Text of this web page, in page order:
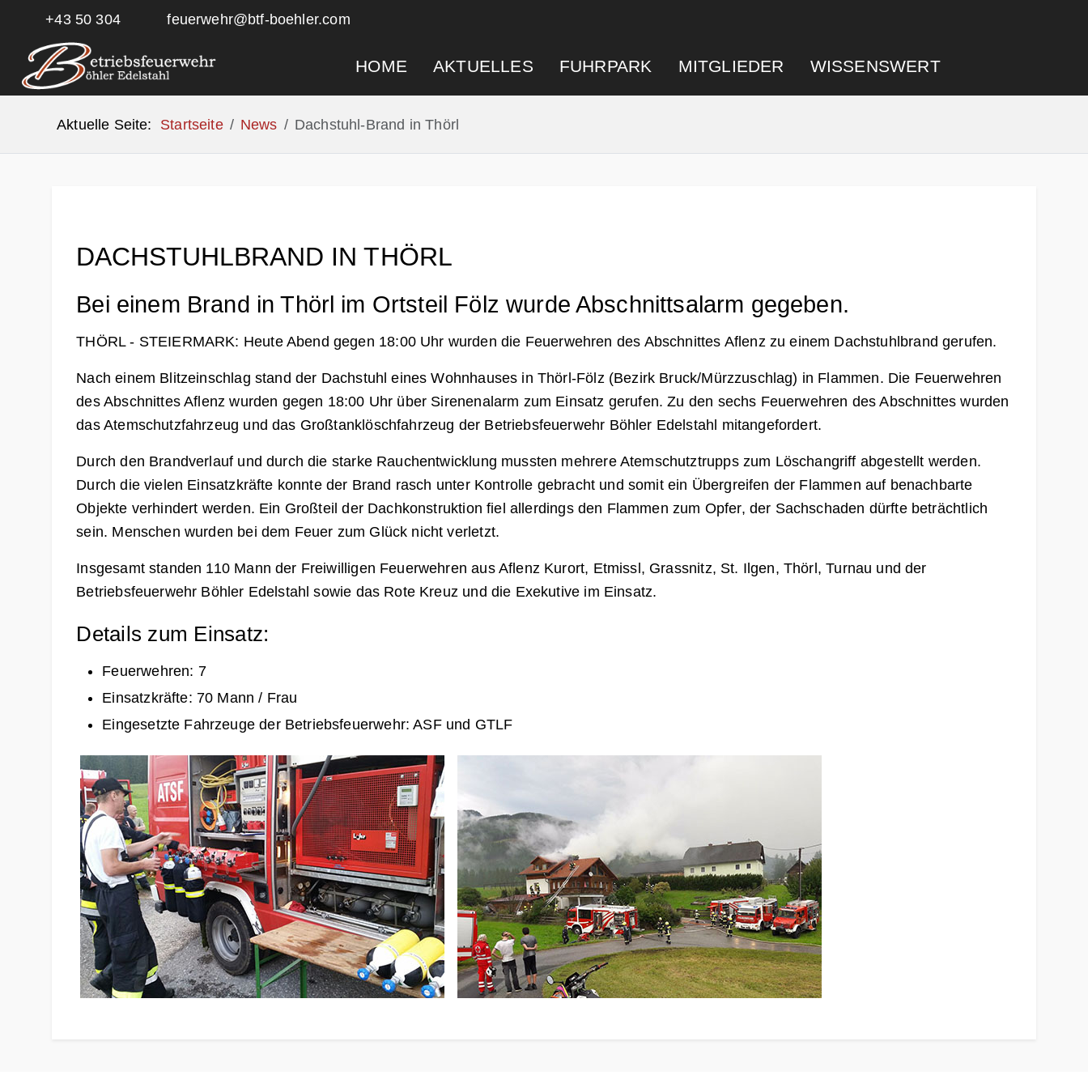
+43 50 304 feuerwehr@btf-boehler.com
HOME AKTUELLES FUHRPARK MITGLIEDER WISSENSWERT
Aktuelle Seite: Startseite News Dachstuhl-Brand in Thörl
DACHSTUHLBRAND IN THÖRL
Bei einem Brand in Thörl im Ortsteil Fölz wurde Abschnittsalarm gegeben.
THÖRL - STEIERMARK: Heute Abend gegen 18:00 Uhr wurden die Feuerwehren des Abschnittes Aflenz zu einem Dachstuhlbrand gerufen.
Nach einem Blitzeinschlag stand der Dachstuhl eines Wohnhauses in Thörl-Fölz (Bezirk Bruck/Mürzzuschlag) in Flammen. Die Feuerwehren
des Abschnittes Aflenz wurden gegen 18:00 Uhr über Sirenenalarm zum Einsatz gerufen. Zu den sechs Feuerwehren des Abschnittes wurden
das Atemschutzfahrzeug und das Großtanklöschfahrzeug der Betriebsfeuerwehr Böhler Edelstahl mitangefordert.
Durch den Brandverlauf und durch die starke Rauchentwicklung mussten mehrere Atemschutztrupps zum Löschangriff abgestellt werden.
Durch die vielen Einsatzkräfte konnte der Brand rasch unter Kontrolle gebracht und somit ein Übergreifen der Flammen auf benachbarte
Objekte verhindert werden. Ein Großteil der Dachkonstruktion fiel allerdings den Flammen zum Opfer, der Sachschaden dürfte beträchtlich
sein. Menschen wurden bei dem Feuer zum Glück nicht verletzt.
Insgesamt standen 110 Mann der Freiwilligen Feuerwehren aus Aflenz Kurort, Etmissl, Grassnitz, St. Ilgen, Thörl, Turnau und der
Betriebsfeuerwehr Böhler Edelstahl sowie das Rote Kreuz und die Exekutive im Einsatz.
Details zum Einsatz:
Feuerwehren: 7
Einsatzkräfte: 70 Mann / Frau
Eingesetzte Fahrzeuge der Betriebsfeuerwehr: ASF und GTLF